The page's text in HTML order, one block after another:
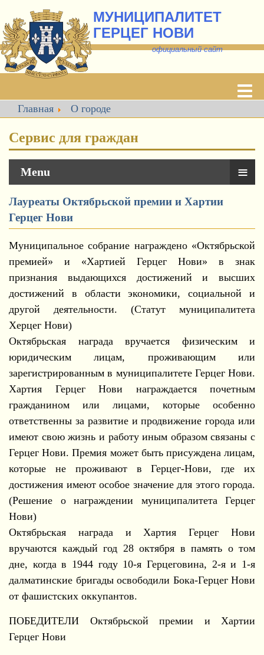
МУНИЦИПАЛИТЕТ
ГЕРЦЕГ НОВИ
официальный сайт
Главная О городе
Сервис для граждан
Menu ≡
Лауреаты Октябрьской премии и Хартии
Герцег Нови
Муниципальное собрание награждено «Октябрьской
премией» и «Хартией Герцег Нови» в знак
признания выдающихся достижений и высших
достижений в области экономики, социальной и
другой деятельности. (Статут муниципалитета
Херцег Нови)
Октябрьская награда вручается физическим и
юридическим лицам, проживающим или
зарегистрированным в муниципалитете Герцег Нови.
Хартия Герцег Нови награждается почетным
гражданином или лицами, которые особенно
ответственны за развитие и продвижение города или
имеют свою жизнь и работу иным образом связаны с
Герцег Нови. Премия может быть присуждена лицам,
которые не проживают в Герцег-Нови, где их
достижения имеют особое значение для этого города.
(Решение о награждении муниципалитета Герцег
Нови)
Октябрьская награда и Хартия Герцег Нови
вручаются каждый год 28 октября в память о том
дне, когда в 1944 году 10-я Герцеговина, 2-я и 1-я
далматинские бригады освободили Бока-Герцег Нови
от фашистских оккупантов.
ПОБЕДИТЕЛИ Октябрьской премии и Хартии
Герцег Нови